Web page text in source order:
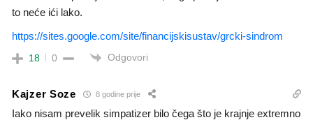
to neće ići lako.
https://sites.google.com/site/financijskisustav/grcki-sindrom
18 0 Odgovori
Kajzer Soze 8 godine prije
Iako nisam prevelik simpatizer bilo čega što je krajnje extremno